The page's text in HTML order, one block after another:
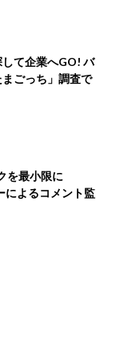
て企業へGO! バ
ごっち」調査で
を最小限に
よるコメント監